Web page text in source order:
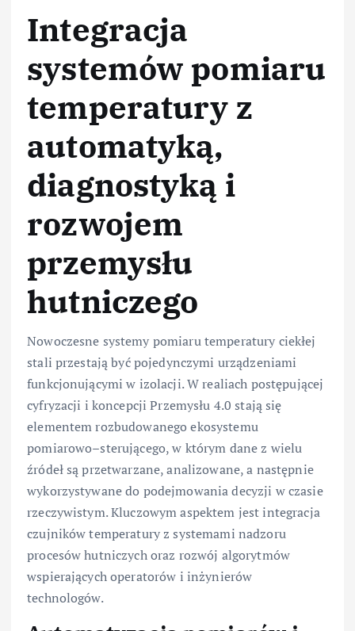
Integracja
systemów pomiaru
temperatury z
automatyką,
diagnostyką i
rozwojem
przemysłu
hutniczego
Nowoczesne systemy pomiaru temperatury ciekłej
stali przestają być pojedynczymi urządzeniami
funkcjonującymi w izolacji. W realiach postępującej
cyfryzacji i koncepcji Przemysłu 4.0 stają się
elementem rozbudowanego ekosystemu
pomiarowo–sterującego, w którym dane z wielu
źródeł są przetwarzane, analizowane, a następnie
wykorzystywane do podejmowania decyzji w czasie
rzeczywistym. Kluczowym aspektem jest integracja
czujników temperatury z systemami nadzoru
procesów hutniczych oraz rozwój algorytmów
wspierających operatorów i inżynierów
technologów.